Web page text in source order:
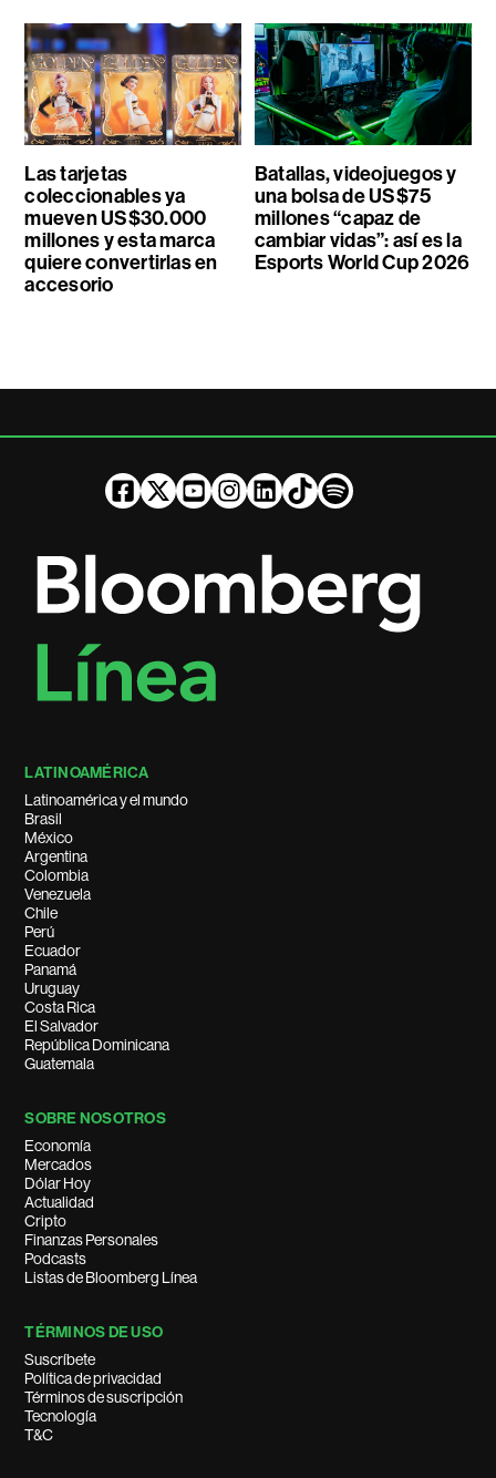
Las tarjetas
coleccionables ya
mueven US$30.000
millones y esta marca
quiere convertirlas en
accesorio
Batallas, videojuegos y
una bolsa de US$75
millones “capaz de
cambiar vidas”: así es la
Esports World Cup 2026
LATINOAMÉRICA
Latinoamérica y el mundo
Brasil
México
Argentina
Colombia
Venezuela
Chile
Perú
Ecuador
Panamá
Uruguay
Costa Rica
El Salvador
República Dominicana
Guatemala
SOBRE NOSOTROS
Economía
Mercados
Dólar Hoy
Actualidad
Cripto
Finanzas Personales
Podcasts
Listas de Bloomberg Línea
TÉRMINOS DE USO
Suscríbete
Política de privacidad
Términos de suscripción
Tecnología
T&C